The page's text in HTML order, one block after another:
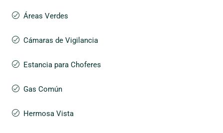
Áreas Verdes
Cámaras de Vigilancia
Estancia para Choferes
Gas Común
Hermosa Vista